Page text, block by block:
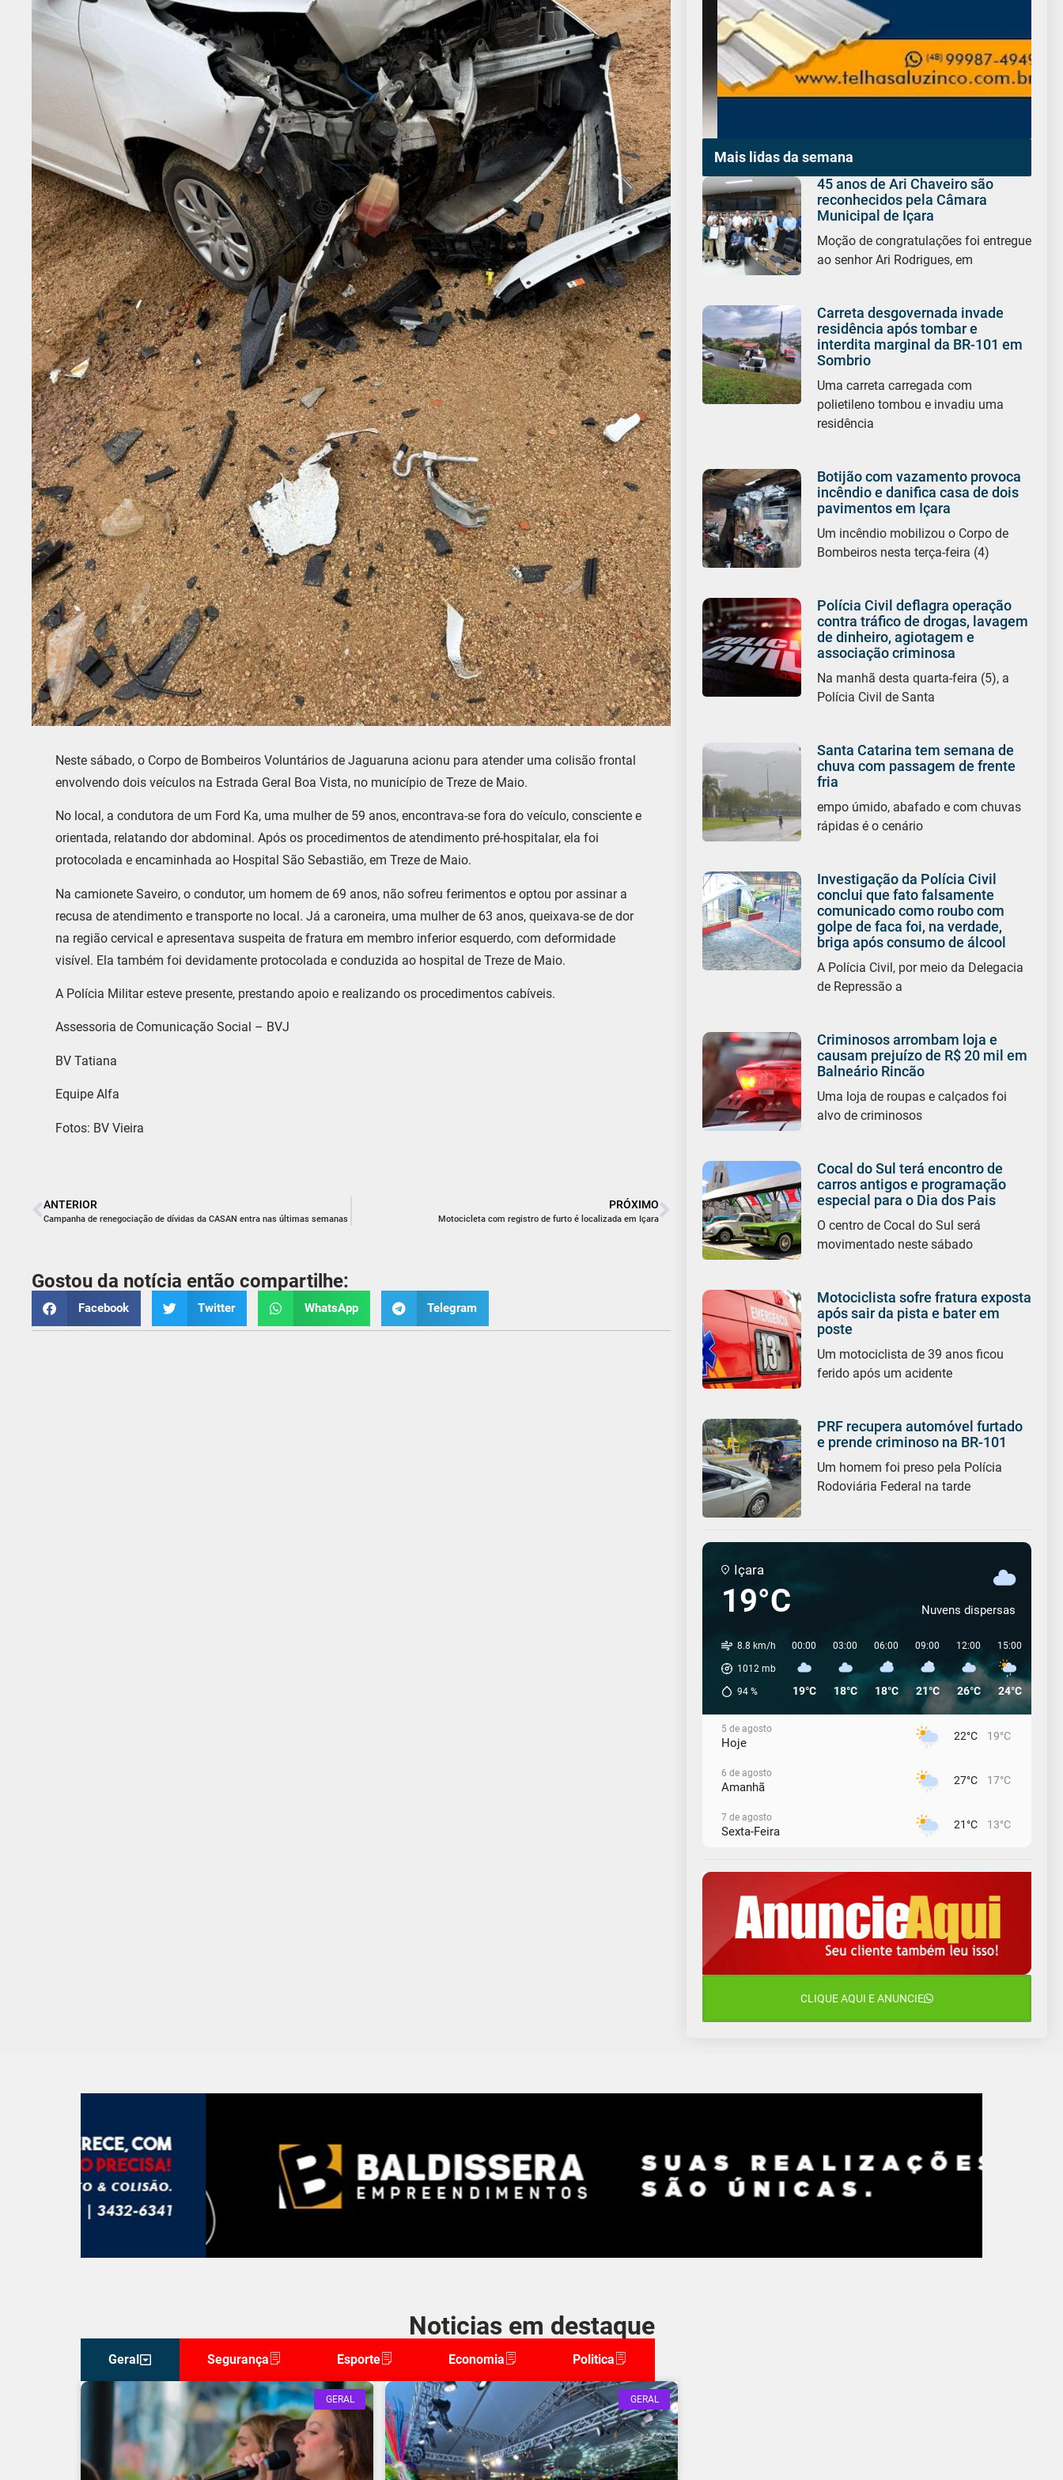
Neste sábado, o Corpo de Bombeiros Voluntários de Jaguaruna acionu para atender uma colisão frontal
envolvendo dois veículos na Estrada Geral Boa Vista, no município de Treze de Maio.
No local, a condutora de um Ford Ka, uma mulher de 59 anos, encontrava-se fora do veículo, consciente e
orientada, relatando dor abdominal. Após os procedimentos de atendimento pré-hospitalar, ela foi
protocolada e encaminhada ao Hospital São Sebastião, em Treze de Maio.
Na camionete Saveiro, o condutor, um homem de 69 anos, não sofreu ferimentos e optou por assinar a
recusa de atendimento e transporte no local. Já a caroneira, uma mulher de 63 anos, queixava-se de dor
na região cervical e apresentava suspeita de fratura em membro inferior esquerdo, com deformidade
visível. Ela também foi devidamente protocolada e conduzida ao hospital de Treze de Maio.
A Polícia Militar esteve presente, prestando apoio e realizando os procedimentos cabíveis.
Assessoria de Comunicação Social – BVJ
BV Tatiana
Equipe Alfa
Fotos: BV Vieira
ANTERIOR
Campanha de renegociação de dívidas da CASAN entra nas últimas semanas
PRÓXIMO
Motocicleta com registro de furto é localizada em Içara
Gostou da notícia então compartilhe:
Facebook Twitter WhatsApp Telegram
Mais lidas da semana
45 anos de Ari Chaveiro são
reconhecidos pela Câmara
Municipal de Içara
Moção de congratulações foi entregue
ao senhor Ari Rodrigues, em
Carreta desgovernada invade
residência após tombar e
interdita marginal da BR-101 em
Sombrio
Uma carreta carregada com
polietileno tombou e invadiu uma
residência
Botijão com vazamento provoca
incêndio e danifica casa de dois
pavimentos em Içara
Um incêndio mobilizou o Corpo de
Bombeiros nesta terça-feira (4)
Polícia Civil deflagra operação
contra tráfico de drogas, lavagem
de dinheiro, agiotagem e
associação criminosa
Na manhã desta quarta-feira (5), a
Polícia Civil de Santa
Santa Catarina tem semana de
chuva com passagem de frente
fria
empo úmido, abafado e com chuvas
rápidas é o cenário
Investigação da Polícia Civil
conclui que fato falsamente
comunicado como roubo com
golpe de faca foi, na verdade,
briga após consumo de álcool
A Polícia Civil, por meio da Delegacia
de Repressão a
Criminosos arrombam loja e
causam prejuízo de R$ 20 mil em
Balneário Rincão
Uma loja de roupas e calçados foi
alvo de criminosos
Cocal do Sul terá encontro de
carros antigos e programação
especial para o Dia dos Pais
O centro de Cocal do Sul será
movimentado neste sábado
Motociclista sofre fratura exposta
após sair da pista e bater em
poste
Um motociclista de 39 anos ficou
ferido após um acidente
PRF recupera automóvel furtado
e prende criminoso na BR-101
Um homem foi preso pela Polícia
Rodoviária Federal na tarde
Içara
19°C Nuvens dispersas
8.8 km/h
1012mb
94%
00:00
19°C
03:00
18°C
06:00
18°C
09:00
21°C
12:00
26°C
15:00
24°C
5 de agosto
Hoje 22°C 19°C
6 de agosto
Amanhã 27°C 17°C
7 de agosto
Sexta-Feira 21°C 13°C
Sábado 23°C 11°C
9 de agosto
Domingo
10 de agosto
13°C 11°C
CLIQUE AQUI E ANUNCIE
Noticias em destaque
Geral Segurança Esporte Economia Politica
GERAL GERAL